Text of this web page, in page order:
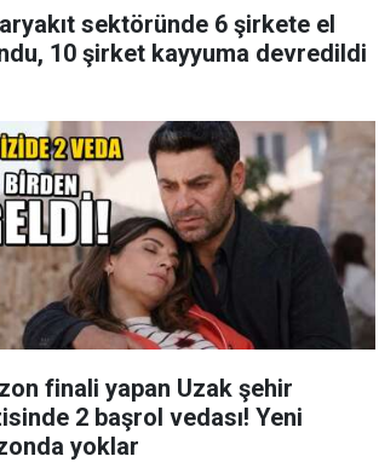
sektöründe 6 şirkete el
10 şirket kayyuma devredildi
finali yapan Uzak şehir
2 başrol vedası! Yeni
yoklar